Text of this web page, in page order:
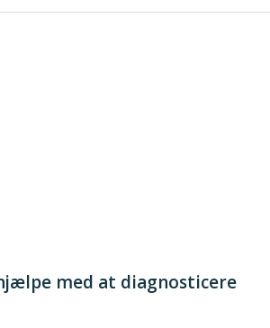
med at diagnosticere